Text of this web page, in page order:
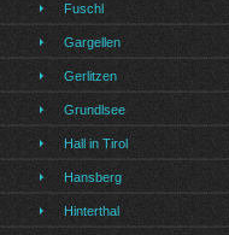
Fuschl
Gargellen
Gerlitzen
Grundlsee
Hall in Tirol
Hansberg
Hinterthal